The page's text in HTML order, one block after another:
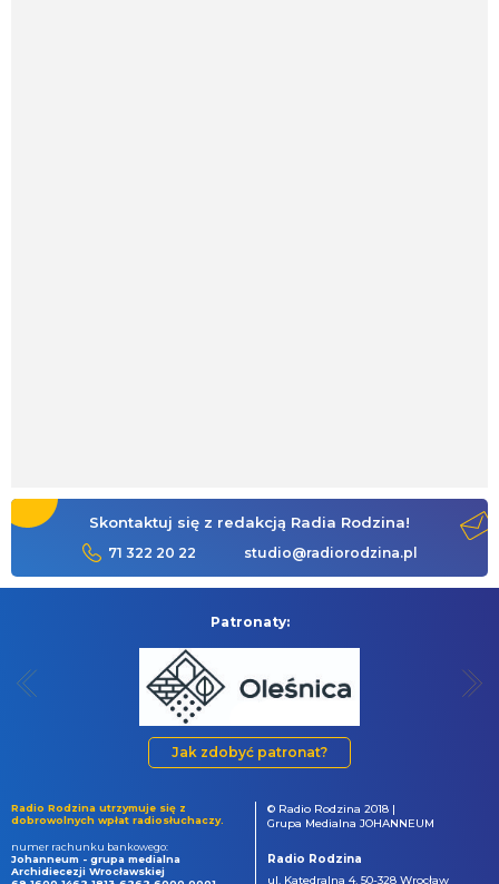
Skontaktuj się z redakcją Radia Rodzina!
71 322 20 22 studio@radiorodzina.pl
Patronaty:
Jak zdobyć patronat?
Radio Rodzina utrzymuje się z
dobrowolnych wpłat radiosłuchaczy.
numer rachunku bankowego:
Johanneum - grupa medialna
Archidiecezji Wrocławskiej
© Radio Rodzina 2018 |
Grupa Medialna JOHANNEUM
Radio Rodzina
ul. Katedralna 4, 50-328 Wrocław